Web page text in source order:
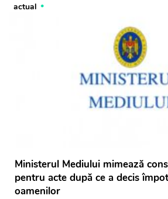
actual
Ministerul Mediului mimează
pentru acte după ce a decis
oamenilor